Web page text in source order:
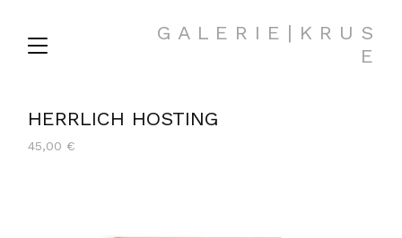
G A L E R I E | K R U S
E
HERRLICH HOSTING
45,00 €